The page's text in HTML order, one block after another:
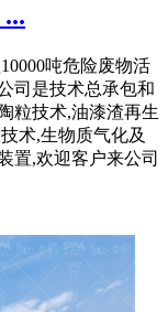
吨危险废物活
司是技术总承包和
粒技术,油漆渣再生
术,生物质气化及
置,欢迎客户来公司